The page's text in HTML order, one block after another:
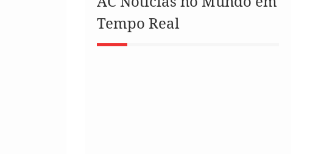
Tempo Real